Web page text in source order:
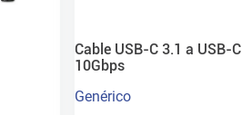
Cable USB-C 3.1 a USB-
10Gbps
Genérico